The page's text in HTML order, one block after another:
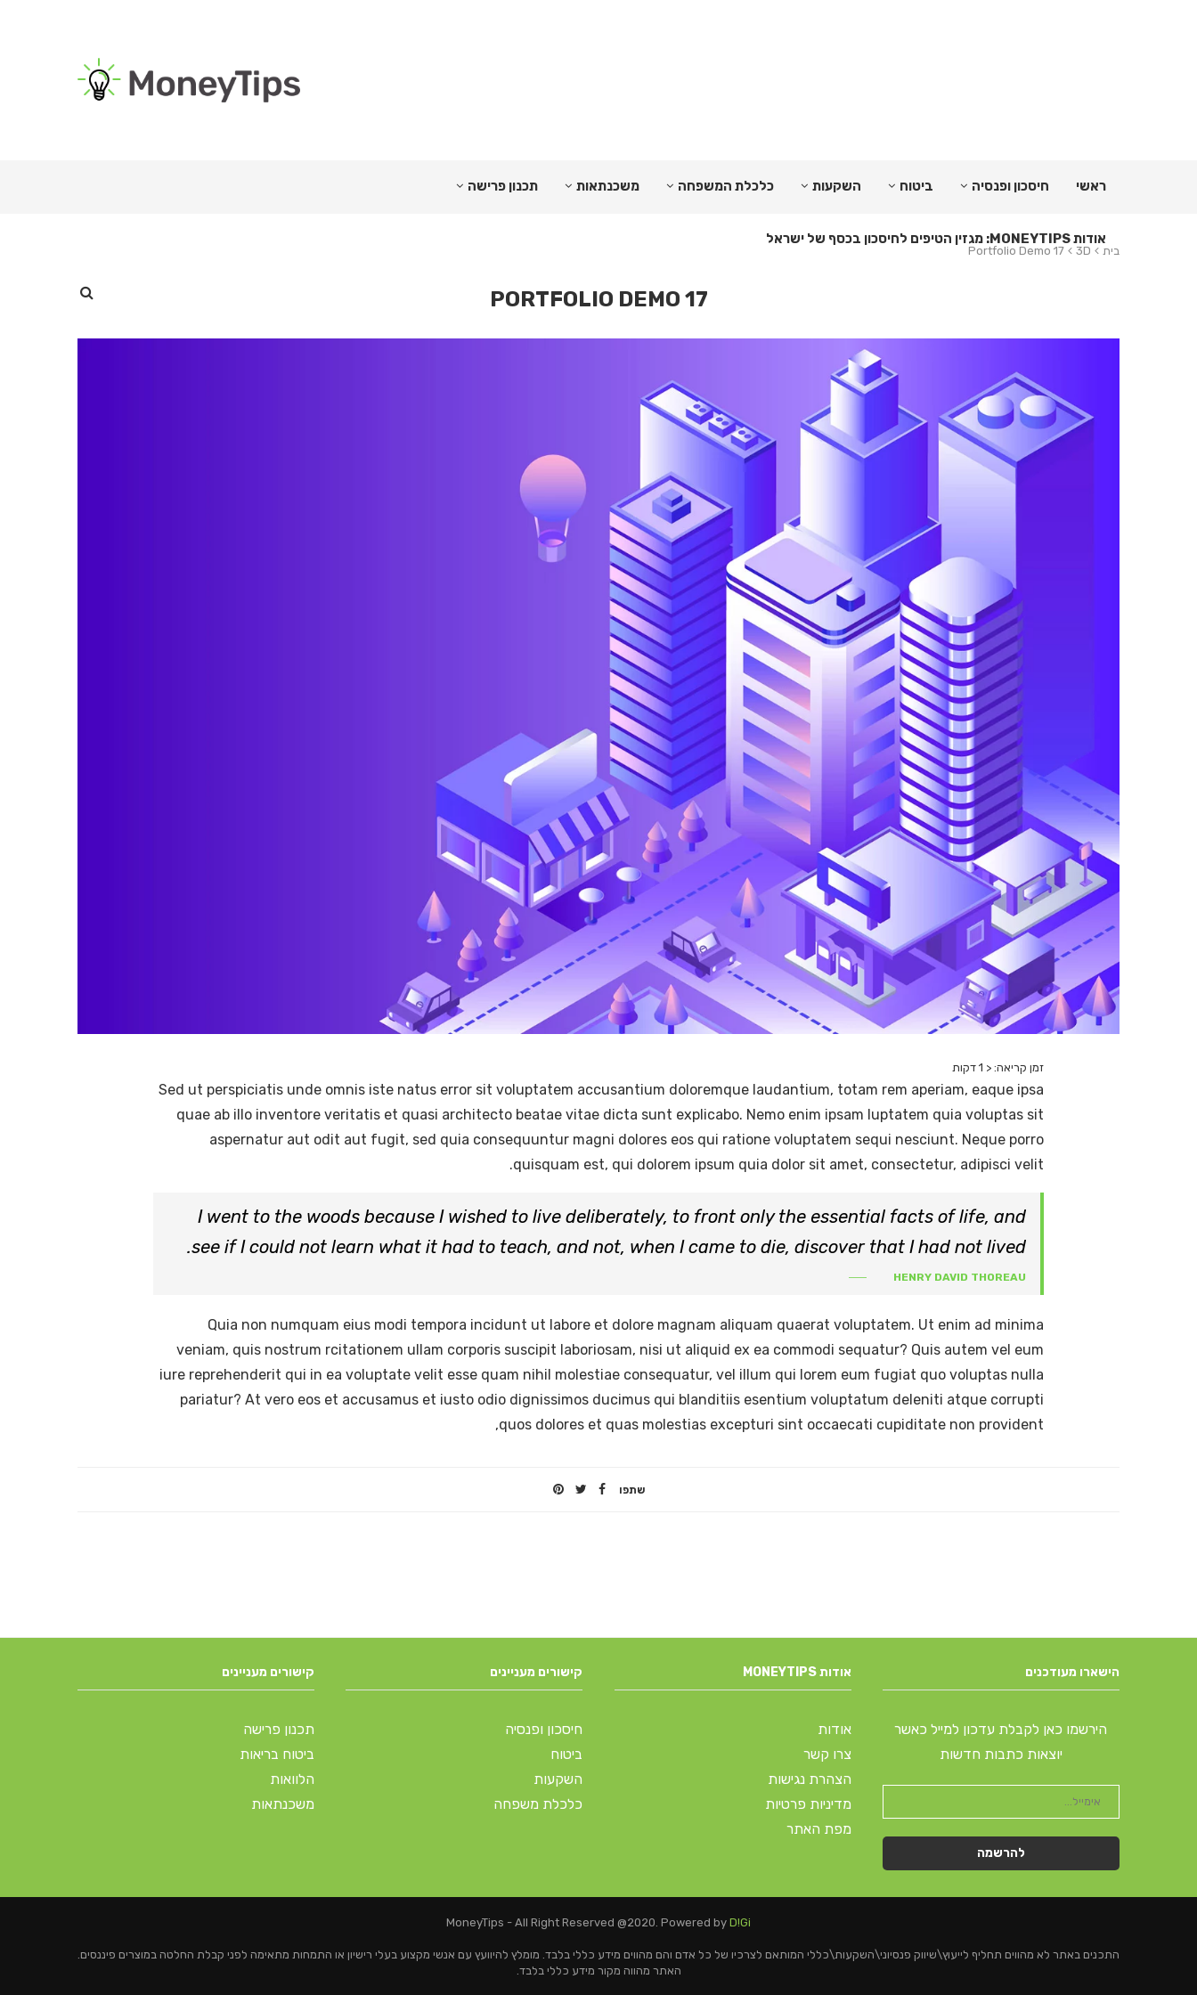
ראשי חיסכון ופנסיה ביטוח השקעות כלכלת המשפחה משכנתאות תכנון פרישה
אודות MONEYTIPS: מגזין הטיפים לחיסכון בכסף של ישראל
בית 3D
Portfolio Demo 17
PORTFOLIO DEMO 17
זמן קריאה: < 1 דקות
Sed ut perspiciatis unde omnis iste natus error sit voluptatem accusantium doloremque laudantium, totam rem aperiam, eaque ipsa
quae ab illo inventore veritatis et quasi architecto beatae vitae dicta sunt explicabo. Nemo enim ipsam luptatem quia voluptas sit
aspernatur aut odit aut fugit, sed quia consequuntur magni dolores eos qui ratione voluptatem sequi nesciunt. Neque porro
quisquam est, qui dolorem ipsum quia dolor sit amet, consectetur, adipisci velit.
I went to the woods because I wished to live deliberately, to front only the essential facts of life, and
see if I could not learn what it had to teach, and not, when I came to die, discover that I had not lived.
HENRY DAVID THOREAU
Quia non numquam eius modi tempora incidunt ut labore et dolore magnam aliquam quaerat voluptatem. Ut enim ad minima
veniam, quis nostrum rcitationem ullam corporis suscipit laboriosam, nisi ut aliquid ex ea commodi sequatur? Quis autem vel eum
iure reprehenderit qui in ea voluptate velit esse quam nihil molestiae consequatur, vel illum qui lorem eum fugiat quo voluptas nulla
pariatur? At vero eos et accusamus et iusto odio dignissimos ducimus qui blanditiis esentium voluptatum deleniti atque corrupti
quos dolores et quas molestias excepturi sint occaecati cupiditate non provident,
שתפו
הישארו מעודכנים
הירשמו כאן לקבלת עדכון למייל כאשר
יוצאות כתבות חדשות
אודות MONEYTIPS
אודות
צרו קשר
הצהרת נגישות
מדיניות פרטיות
מפת האתר
קישורים מעניינים
חיסכון ופנסיה
ביטוח
השקעות
כלכלת משפחה
קישורים מעניינים
תכנון פרישה
ביטוח בריאות
הלוואות
משכנתאות
MoneyTips - All Right Reserved @2020. Powered by D!Gi
התכנים באתר לא מהווים תחליף לייעוץ\שיווק פנסיוני\השקעות\כללי המותאם לצרכיו של כל אדם והם מהווים מידע כללי בלבד. מומלץ להיוועץ עם אנשי מקצוע בעלי רישיון או התמחות מתאימה לפני קבלת החלטה במוצרים פיננסים.
האתר מהווה מקור מידע כללי בלבד.